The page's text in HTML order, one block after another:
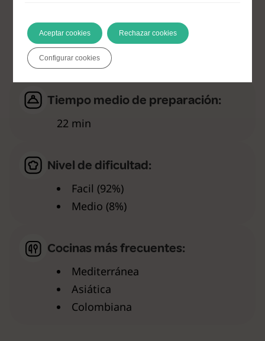
Antes de cocinar
Tiempo medio de preparación:
22 min
Nivel de dificultad:
Facil (92%)
Medio (8%)
Cocinas más frecuentes:
Mediterránea
Asiática
Colombiana
Aceptar cookies Rechazar cookies
Configurar cookies